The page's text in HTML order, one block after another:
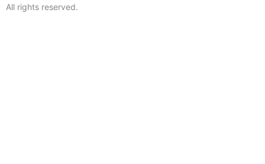
All rights reserved.